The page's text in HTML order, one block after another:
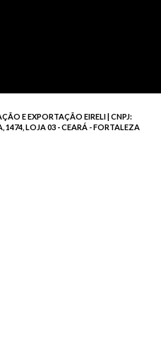
E EXPORTAÇÃO EIRELI | CNPJ:
1474, LOJA 03 - CEARÁ - FORTALEZA